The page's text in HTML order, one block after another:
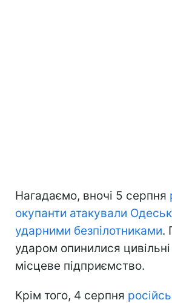
Нагадаємо, вночі 5 серпня
окупанти атакували
ударними безпілотниками.
ударом опинилися
місцеве підприємство.
Крім того, 4 серпня